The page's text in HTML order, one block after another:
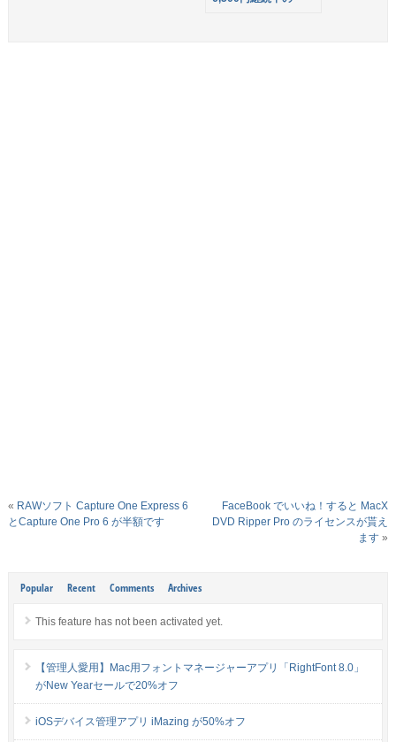
« RAWソフト Capture One Express 6
とCapture One Pro 6 が半額です
FaceBook でいいね！すると MacX
DVD Ripper Pro のライセンスが貰え
ます »
Popular Recent Comments Archives
This feature has not been activated yet.
【管理人愛用】Mac用フォントマネージャーアプリ「RightFont 8.0」
がNew Yearセールで20%オフ
iOSデバイス管理アプリ iMazing が50%オフ